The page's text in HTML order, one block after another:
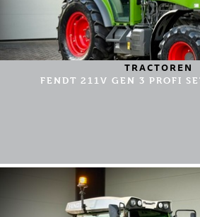
TRACTOREN
FENDT 211V GEN 3 PROFI